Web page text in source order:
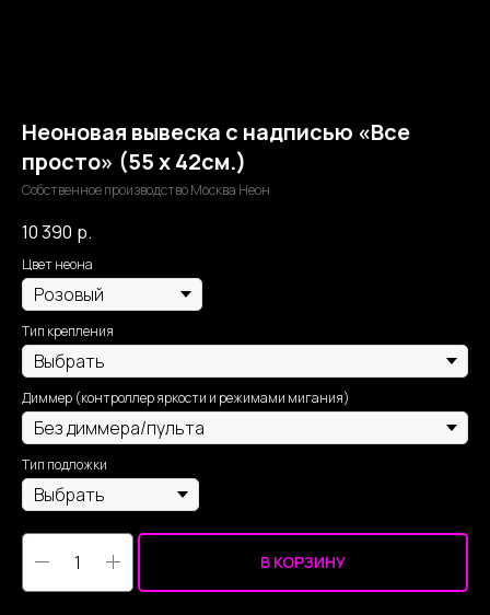
Неоновая вывеска с надписью «Все
просто» (55 х 42см.)
Собственное производство Москва Неон
10 390 р.
Цвет неона
Тип крепления
Диммер (контроллер яркости и режимами мигания)
Тип подложки
В КОРЗИНУ